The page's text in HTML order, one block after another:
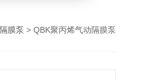
隔膜泵 > QBK聚丙烯气动隔膜泵